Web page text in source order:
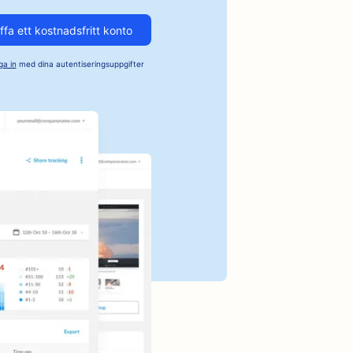
ett kostnadsfritt konto
in med dina autentiseringsuppgifter